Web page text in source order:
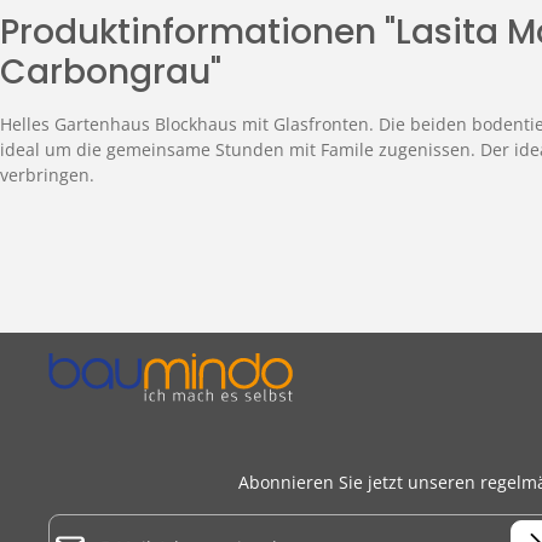
Produktinformationen "Lasita
Carbongrau"
Helles Gartenhaus Blockhaus mit Glasfronten. Die beiden
ideal um die gemeinsame Stunden mit Famile zugenissen. Der
verbringen.
Abonnieren Sie jetzt unseren
E-Mail-Adresse*